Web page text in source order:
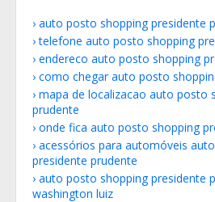
auto posto shopping presidente
telefone auto posto shopping
endereco auto posto shopping
como chegar auto posto
mapa de localizacao auto posto
prudente
onde fica auto posto shopping
acessórios para automóveis
presidente prudente
auto posto shopping presidente
washington luiz